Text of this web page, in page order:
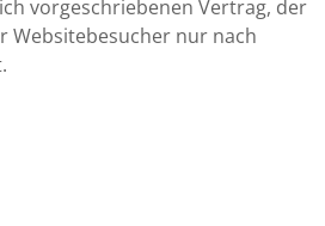
vorgeschriebenen Vertrag, der
Websitebesucher nur nach